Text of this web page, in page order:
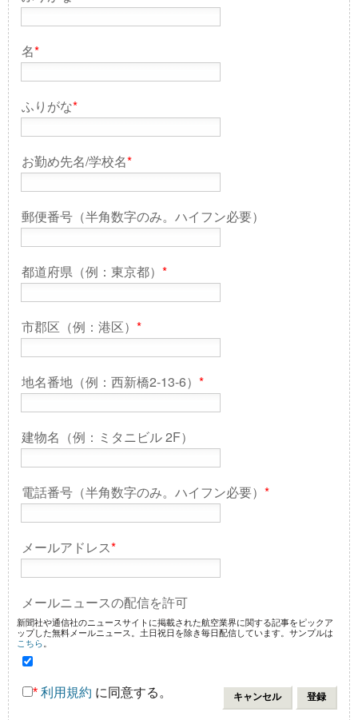
名*
ふりがな*
お勤め先名/学校名*
郵便番号（半角数字のみ。ハイフン必要）
都道府県（例：東京都） *
市郡区（例：港区） *
地名番地（例：西新橋2-13-6） *
建物名（例：ミタニビル 2F）
電話番号（半角数字のみ。ハイフン必要） *
メールアドレス*
メールニュースの配信を許可
新聞社や通信社のニュースサイトに掲載された航空業界に関する記事をピックア
ップした無料メールニュース。土日祝日を除き毎日配信しています。サンプルは
こちら
* 利用規約 に同意する。